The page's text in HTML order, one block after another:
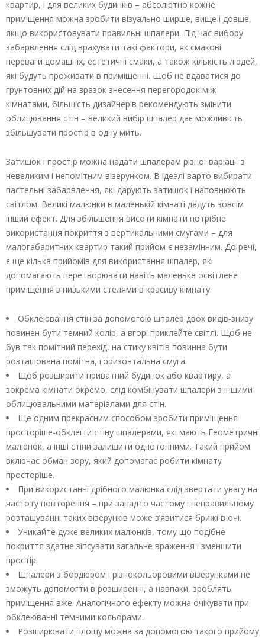
квартир, і для великих будинків – абсолютно кожне
приміщення можна зробити візуально ширше, вище і довше,
якщо використовувати правильні шпалери. Під час вибору
забарвлення слід врахувати такі фактори, як смакові
переваги домашніх, естетичні смаки, а також кількість людей,
які будуть проживати в приміщенні. Щоб не вдаватися до
грунтовних дій на зразок знесення перегородок між
кімнатами, більшість дизайнерів рекомендують змінити
облицювання стін – великий вибір шпалер дає можливість
збільшувати простір в одну мить.
Затишок і простір можна надати шпалерам різної варіації з
невеликим і непомітним візерунком. В ідеалі варто вибирати
пастельні забарвлення, які дарують затишок і наповнюють
світлом. Великі малюнки в маленькій кімнаті дадуть зовсім
інший ефект. Для збільшення висоти кімнати потрібне
використання покриття з вертикальними смугами – для
малогабаритних квартир такий прийом є незамінним. До речі,
є ще кілька прийомів для використання шпалер, які
допомагають перетворювати навіть маленьке освітлене
приміщення з низькими стелями в красиву кімнату.
Обклеювання стін за допомогою шпалер двох видів-знизу
повинен бути темний колір, а вгорі приклейте світлі. Щоб не
був так помітний перехід, на стику квітів повинна бути
розташована помітна, горизонтальна смуга.
Щоб розширити приватний будинок або квартиру, а
зокрема кімнати окремо, слід комбінувати шпалери з іншими
облицювальними матеріалами для стін.
Ще одним прекрасним способом зробити приміщення
просторіше-обклеїти стіну шпалерами, які мають Геометричні
малюнок, а інші стіни залишити однотонними. Такий прийом
включає обман зору, який допомагає робити кімнату
просторіше.
При використанні дрібного малюнка слід звертати увагу на
частоту повторення – при занадто частому і неправильному
розташуванні таких візерунків може з’явитися брижі в очі.
Уникайте дуже великих малюнків, тому що подібне
покриття здатне зіпсувати загальне враження і зменшити
простір.
Шпалери з бордюром і різнокольоровими візерунками не
зможуть допомогти в розширенні, а навпаки, зроблять
приміщення вже. Аналогічного ефекту можна очікувати при
обклеюванні темними кольорами.
Розширювати площу можна за допомогою такого прийому